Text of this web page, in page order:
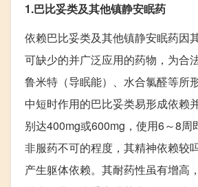
1.巴比妥类及其他镇静安眠药
依赖巴比妥类及其他镇静安眠药因
可缺少的并广泛应用的药物，为合
鲁米特（导眠能）、水合氯醛等所
中短时作用的巴比妥类易形成依赖
别达400mg或600mg，使用6～8
非服药不可的程度，其精神依赖较
产生躯体依赖。其耐药性虽有增高